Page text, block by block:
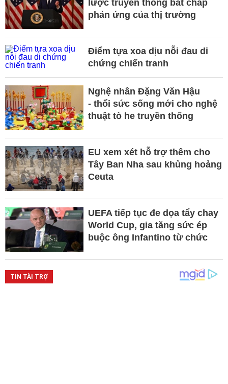
lược truyền thông bất chấp
phản ứng của thị trường
Điểm tựa xoa dịu nỗi đau di
chứng chiến tranh
Nghệ nhân Đặng Văn Hậu
- thổi sức sống mới cho nghệ
thuật tò he truyền thống
EU xem xét hỗ trợ thêm cho
Tây Ban Nha sau khủng hoảng
Ceuta
UEFA tiếp tục đe dọa tẩy chay
World Cup, gia tăng sức ép
buộc ông Infantino từ chức